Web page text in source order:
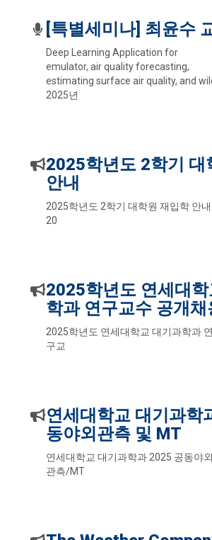
[특별세미나] 최윤수
Deep Learning Application for
emulator, air quality forecasting,
estimating surface air quality, and
2025년
2025학년도 2학기 대
안내
2025학년도 2학기 대학원 재입학 안내
20
2025학년도 연세대
학과 연구교수 공개채
2025학년도 연세대학교 대기과학과 연
구교
연세대학교 대기과학
동야외관측 및 MT
연세대학교 대기과학과 2025 공동야외
관측/MT